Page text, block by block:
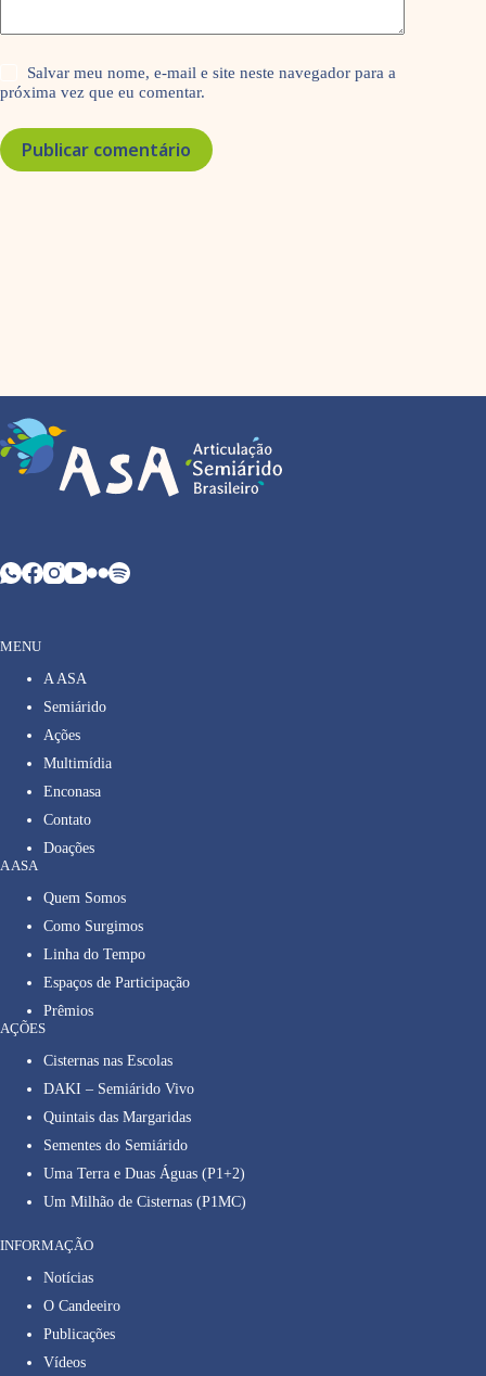
Salvar meu nome, e-mail e site neste navegador para a
próxima vez que eu comentar.
Publicar comentário
MENU
A ASA
Semiárido
Ações
Multimídia
Enconasa
Contato
Doações
A ASA
Quem Somos
Como Surgimos
Linha do Tempo
Espaços de Participação
Prêmios
AÇÕES
Cisternas nas Escolas
DAKI – Semiárido Vivo
Quintais das Margaridas
Sementes do Semiárido
Uma Terra e Duas Águas (P1+2)
Um Milhão de Cisternas (P1MC)
INFORMAÇÃO
Notícias
O Candeeiro
Publicações
Vídeos